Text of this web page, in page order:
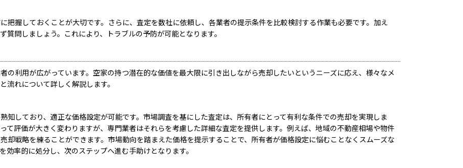
把握しておくことが大切です。さらに、査定を数社に依頼し、各業者の提示条件を比較検討する作業も必要です。加え
問しましょう。これにより、トラブルの予防が可能となります。
の利用が広がっています。空家の持つ潜在的な価値を最大限に引き出しながら売却したいというニーズに応え、様々なメ
流れについて詳しく解説します。
知しており、適正な価格設定が可能です。市場調査を基にした査定は、所有者にとって有利な条件での売却を実現しま
て評価が大きく変わりますが、専門業者はそれらを考慮した詳細な査定を提供します。例えば、地域の不動産相場や物件
却戦略を練ることができます。市場動向を踏まえた価格を提示することで、所有者が価格設定に悩むことなくスムーズな
率的に処分し、次のステップへ進む手助けとなります。